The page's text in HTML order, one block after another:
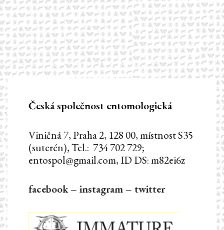
Česká společnost entomologická
Viničná 7, Praha 2, 128 00, místnost S35
(suterén), Tel.: 734 702 729;
entospol@gmail.com, ID DS: m82ei6z
facebook– instagram – twitter